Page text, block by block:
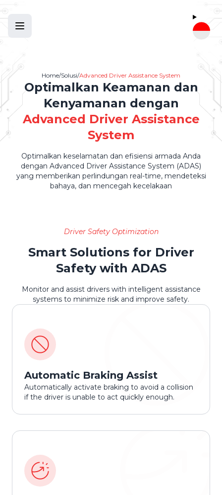
Home/Solusi/Advanced Driver Assistance System
Optimalkan Keamanan dan
Kenyamanan dengan
Advanced Driver Assistance
System
Optimalkan keselamatan dan efisiensi armada Anda
dengan Advanced Driver Assistance System (ADAS)
yang memberikan perlindungan real-time, mendeteksi
bahaya, dan mencegah kecelakaan
Driver Safety Optimization
Smart Solutions for Driver
Safety with ADAS
Monitor and assist drivers with intelligent assistance
systems to minimize risk and improve safety.
Automatic Braking Assist
Automatically activate braking to avoid a collision
if the driver is unable to act quickly enough.